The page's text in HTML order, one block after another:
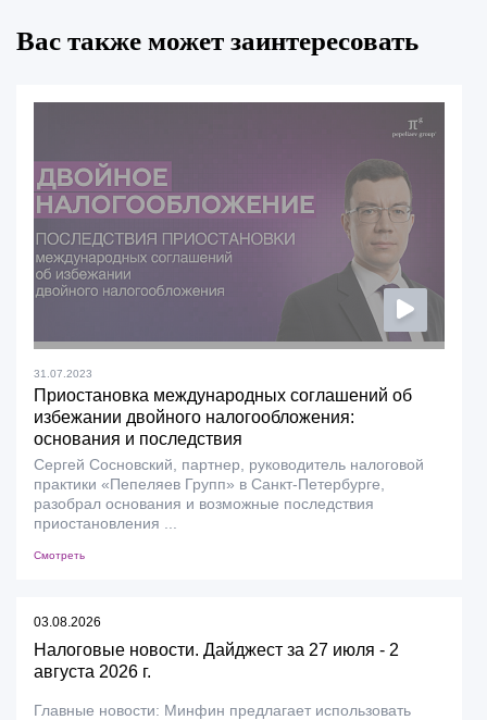
Вас также может заинтересовать
31.07.2023
Приостановка международных соглашений об
избежании двойного налогообложения:
основания и последствия
Сергей Сосновский, партнер, руководитель налоговой
практики «Пепеляев Групп» в Санкт-Петербурге,
разобрал основания и возможные последствия
приостановления ...
Смотреть
03.08.2026
Налоговые новости. Дайджест за 27 июля - 2
августа 2026 г.
Главные новости: Минфин предлагает использовать